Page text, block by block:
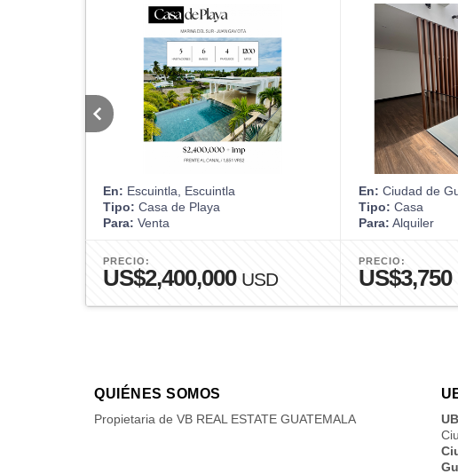
En: Escuintla, Escuintla
Tipo: Casa de Playa
Para: Venta
PRECIO:
US$2,400,000 USD
En: Ciudad de
Tipo: Casa
Para: Alquiler
PRECIO:
US$3,750
QUIÉNES SOMOS
Propietaria de VB REAL ESTATE GUATEMALA